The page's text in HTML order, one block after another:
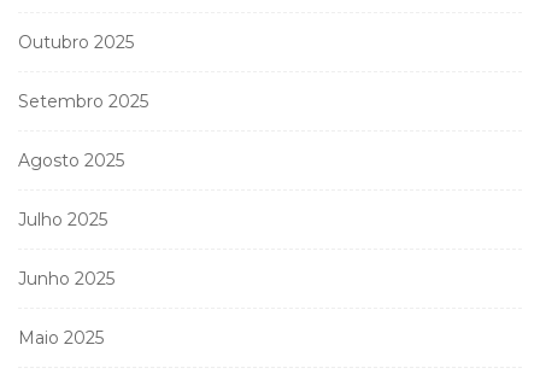
Outubro 2025
Setembro 2025
Agosto 2025
Julho 2025
Junho 2025
Maio 2025